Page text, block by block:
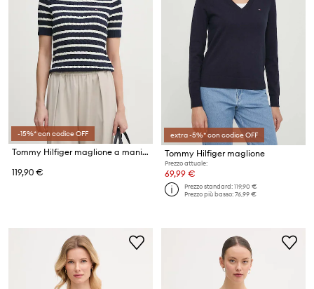
-15%* con codice OFF
Tommy Hilfiger maglione a maniche corte da donna in cotone
119,90 €
extra -5%* con codice OFF
Tommy Hilfiger maglione
Prezzo attuale:
69,99 €
Prezzo standard:119,90 €
Prezzo più basso:76,99 €